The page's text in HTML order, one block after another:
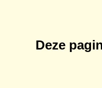
Deze